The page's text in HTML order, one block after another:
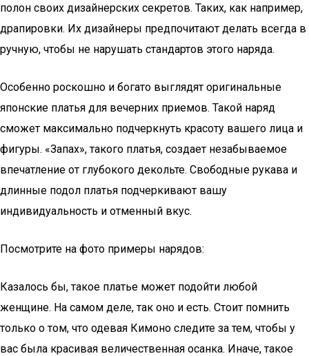
полон своих дизайнерских секретов. Таких, как например,
драпировки. Их дизайнеры предпочитают делать всегда в
ручную, чтобы не нарушать стандартов этого наряда.
Особенно роскошно и богато выглядят оригинальные
японские платья для вечерних приемов. Такой наряд
сможет максимально подчеркнуть красоту вашего лица и
фигуры. «Запах», такого платья, создает незабываемое
впечатление от глубокого декольте. Свободные рукава и
длинные подол платья подчеркивают вашу
индивидуальность и отменный вкус.
Посмотрите на фото примеры нарядов:
Казалось бы, такое платье может подойти любой
женщине. На самом деле, так оно и есть. Стоит помнить
только о том, что одевая Кимоно следите за тем, чтобы у
вас была красивая величественная осанка. Иначе, такое